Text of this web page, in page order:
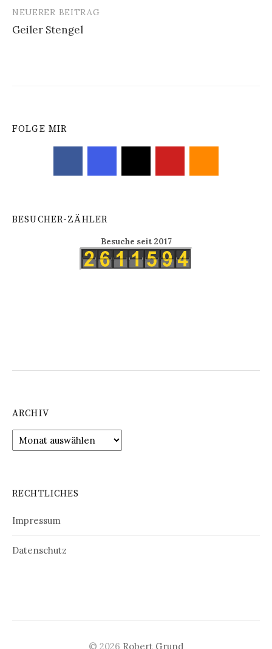
NEUERER BEITRAG
Geiler Stengel
FOLGE MIR
BESUCHER-ZÄHLER
Besuche seit 2017
ARCHIV
Archiv
RECHTLICHES
Impressum
Datenschutz
© 2026 Robert Grund